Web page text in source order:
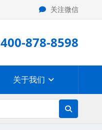
关注微信
400-878-8598
关于我们